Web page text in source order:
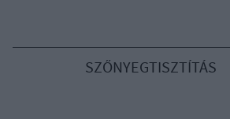
SZŐNYEGTISZTÍTÁS